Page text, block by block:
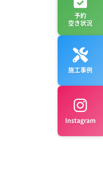
予約
空き状況
施工事例
Instagram